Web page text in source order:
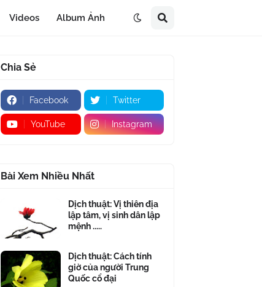
Videos Album Ảnh
Chia Sẻ
Facebook Twitter
YouTube Instagram
Bài Xem Nhiều Nhất
Dịch thuật: Vị thiên địa
lập tâm, vị sinh dân lập
mệnh .....
Dịch thuật: Cách tính
giờ của người Trung
Quốc cổ đại